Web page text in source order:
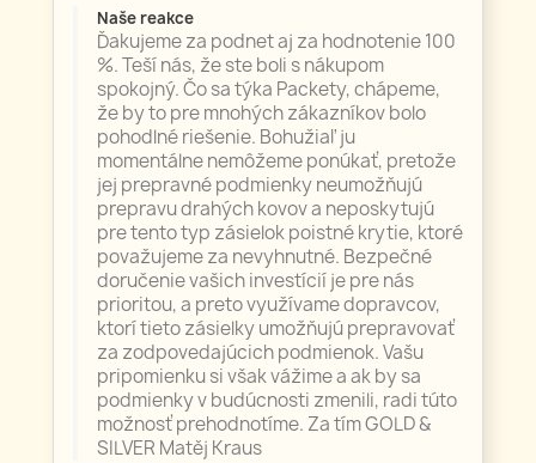
Naše reakce
Ďakujeme za podnet aj za hodnotenie 100
%. Teší nás, že ste boli s nákupom
spokojný. Čo sa týka Packety, chápeme,
že by to pre mnohých zákazníkov bolo
pohodlné riešenie. Bohužiaľ ju
momentálne nemôžeme ponúkať, pretože
jej prepravné podmienky neumožňujú
prepravu drahých kovov a neposkytujú
pre tento typ zásielok poistné krytie, ktoré
považujeme za nevyhnutné. Bezpečné
doručenie vašich investícií je pre nás
prioritou, a preto využívame dopravcov,
ktorí tieto zásielky umožňujú prepravovať
za zodpovedajúcich podmienok. Vašu
pripomienku si však vážime a ak by sa
podmienky v budúcnosti zmenili, radi túto
možnosť prehodnotíme. Za tím GOLD &
SILVER Matěj Kraus